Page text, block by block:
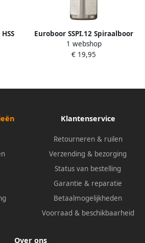
Euroboor SSPI.12 Spiraalboor
| Weldon | DoC 30 mm |
12mm SSPI.12
1 webshop
€ 19,95
Klantenservice
Retourneren & ruilen
Verzending & bezorging
Status van bestelling
Garantie & reparatie
Betaalmogelijkheden
Voorraad & beschikbaarheid
Over ons